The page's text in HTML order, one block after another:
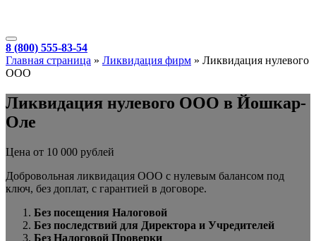
8 (800) 555-83-54
Главная страница » Ликвидация фирм » Ликвидация нулевого
ООО
Ликвидация нулевого ООО в Йошкар-
Оле
Цена от 10 000 рублей
Добровольная ликвидация ООО с нулевым балансом под
ключ, без доплат, с гарантией в договоре.
Без посещения Налоговой
Без последствий для Директора и Учредителей
Без Налоговой Проверки